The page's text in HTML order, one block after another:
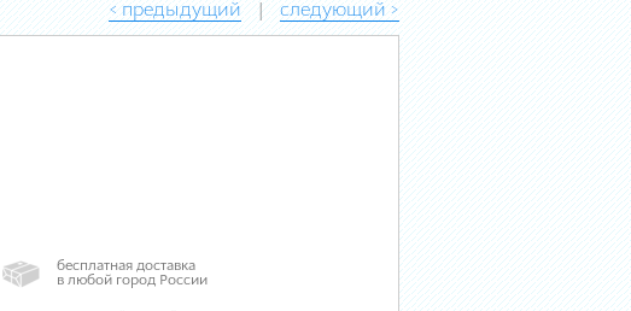
< предыдущий | следующий >
бесплатная доставка
в любой город России